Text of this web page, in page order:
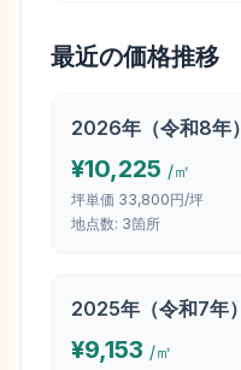
最近の価格推移
2026年（令和8年）
¥10,225 /㎡
坪単価 33,800円/坪
地点数: 3箇所
2025年（令和7年）
¥9,153 /㎡